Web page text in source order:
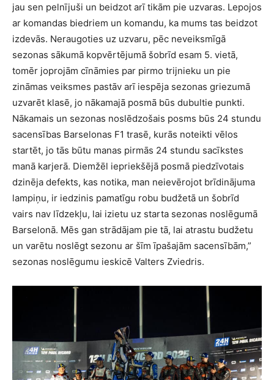
jau sen pelnījuši un beidzot arī tikām pie uzvaras. Lepojos
ar komandas biedriem un komandu, ka mums tas beidzot
izdevās. Neraugoties uz uzvaru, pēc neveiksmīgā
sezonas sākumā kopvērtējumā šobrīd esam 5. vietā,
tomēr joprojām cīnāmies par pirmo trijnieku un pie
zināmas veiksmes pastāv arī iespēja sezonas griezumā
uzvarēt klasē, jo nākamajā posmā būs dubultie punkti.
Nākamais un sezonas noslēdzošais posms būs 24 stundu
sacensības Barselonas F1 trasē, kurās noteikti vēlos
startēt, jo tās būtu manas pirmās 24 stundu sacīkstes
manā karjerā. Diemžēl iepriekšējā posmā piedzīvotais
dzinēja defekts, kas notika, man neievērojot brīdinājuma
lampiņu, ir iedzinis pamatīgu robu budžetā un šobrīd
vairs nav līdzekļu, lai izietu uz starta sezonas noslēgumā
Barselonā. Mēs gan strādājam pie tā, lai atrastu budžetu
un varētu noslēgt sezonu ar šīm īpašajām sacensībām,”
sezonas noslēgumu ieskicē Valters Zviedris.